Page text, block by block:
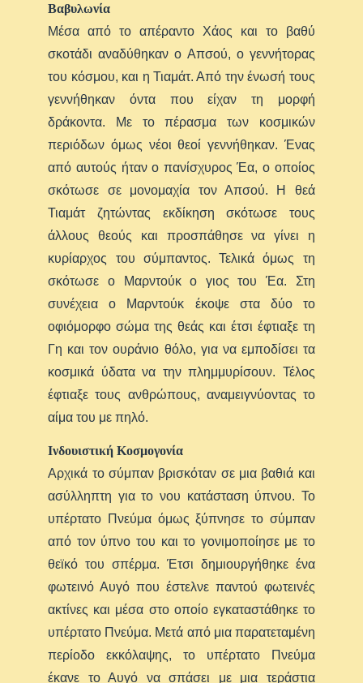
Βαβυλωνία
Μέσα από το απέραντο Χάος και το βαθύ
σκοτάδι αναδύθηκαν ο Απσού, ο γεννήτορας
του κόσμου, και η Τιαμάτ. Από την ένωσή τους
γεννήθηκαν όντα που είχαν τη μορφή
δράκοντα. Με το πέρασμα των κοσμικών
περιόδων όμως νέοι θεοί γεννήθηκαν. Ένας
από αυτούς ήταν ο πανίσχυρος Έα, ο οποίος
σκότωσε σε μονομαχία τον Απσού. Η θεά
Τιαμάτ ζητώντας εκδίκηση σκότωσε τους
άλλους θεούς και προσπάθησε να γίνει η
κυρίαρχος του σύμπαντος. Τελικά όμως τη
σκότωσε ο Μαρντούκ ο γιος του Έα. Στη
συνέχεια ο Μαρντούκ έκοψε στα δύο το
οφιόμορφο σώμα της θεάς και έτσι έφτιαξε τη
Γη και τον ουράνιο θόλο, για να εμποδίσει τα
κοσμικά ύδατα να την πλημμυρίσουν. Τέλος
έφτιαξε τους ανθρώπους, αναμειγνύοντας το
αίμα του με πηλό.
Ινδουιστική Κοσμογονία
Αρχικά το σύμπαν βρισκόταν σε μια βαθιά και
ασύλληπτη για το νου κατάσταση ύπνου. Το
υπέρτατο Πνεύμα όμως ξύπνησε το σύμπαν
από τον ύπνο του και το γονιμοποίησε με το
θεϊκό του σπέρμα. Έτσι δημιουργήθηκε ένα
φωτεινό Αυγό που έστελνε παντού φωτεινές
ακτίνες και μέσα στο οποίο εγκαταστάθηκε το
υπέρτατο Πνεύμα. Μετά από μια παρατεταμένη
περίοδο εκκόλαψης, το υπέρτατο Πνεύμα
έκανε το Αυγό να σπάσει με μια τεράστια